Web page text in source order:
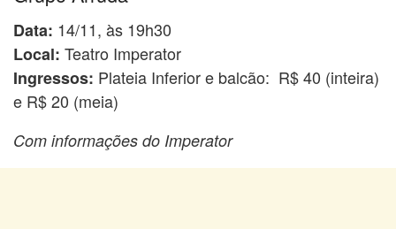
Data: 14/11, às 19h30
Local: Teatro Imperator
Ingressos: Plateia Inferior e balcão: R$ 40 (inteira)
e R$ 20 (meia)
Com informações do Imperator